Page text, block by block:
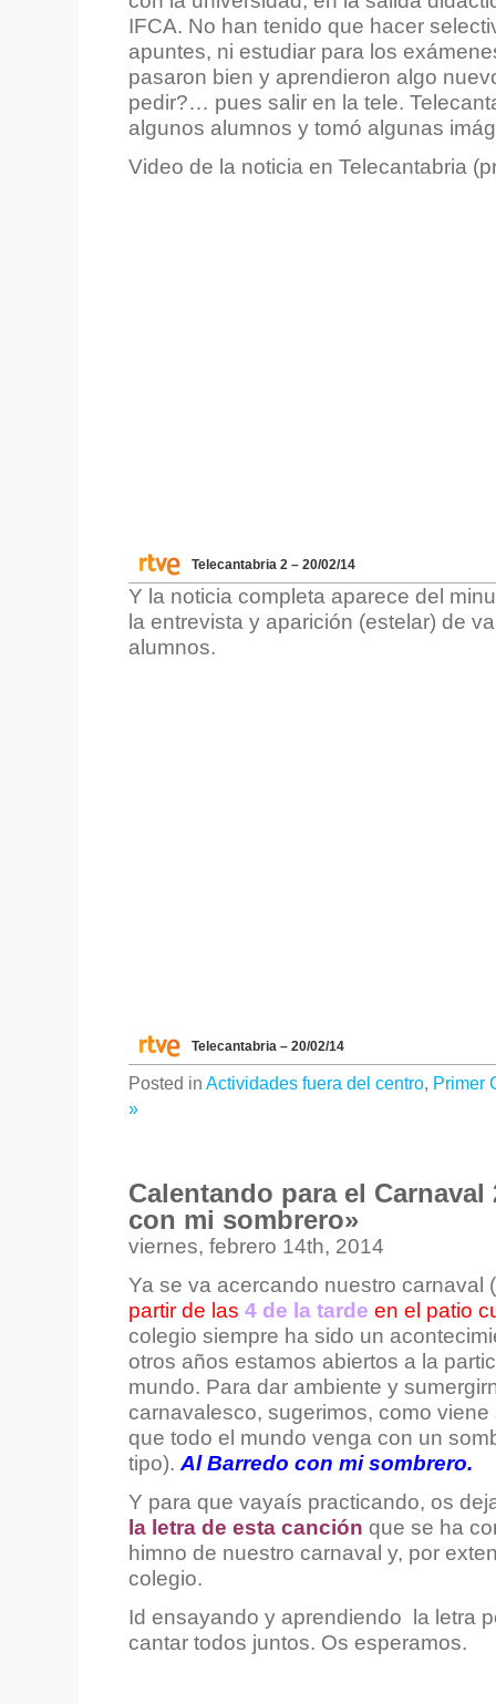
IFCA. No han tenido que hacer
apuntes, ni estudiar para los
pasaron bien y aprendieron algo
pedir?… pues salir en la tele.
algunos alumnos y tomó algunas
Video de la noticia en Telecantabria
Telecantabria 2 – 20/02/14
Y la noticia completa aparece del
la entrevista y aparición (estelar) de
alumnos.
Telecantabria – 20/02/14
Posted in Actividades fuera del centro, Primer
»
Calentando para el Carnaval
con mi sombrero»
viernes, febrero 14th, 2014
Ya se va acercando nuestro carnaval (
partir de las 4 de la tarde en el patio
colegio siempre ha sido un
otros años estamos abiertos a la
mundo. Para dar ambiente y
carnavalesco, sugerimos, como
que todo el mundo venga con un
tipo). Al Barredo con mi sombrero.
Y para que vayaís practicando, os
la letra de esta canción que se ha
himno de nuestro carnaval y, por
colegio.
Id ensayando y aprendiendo la letra
cantar todos juntos. Os esperamos.